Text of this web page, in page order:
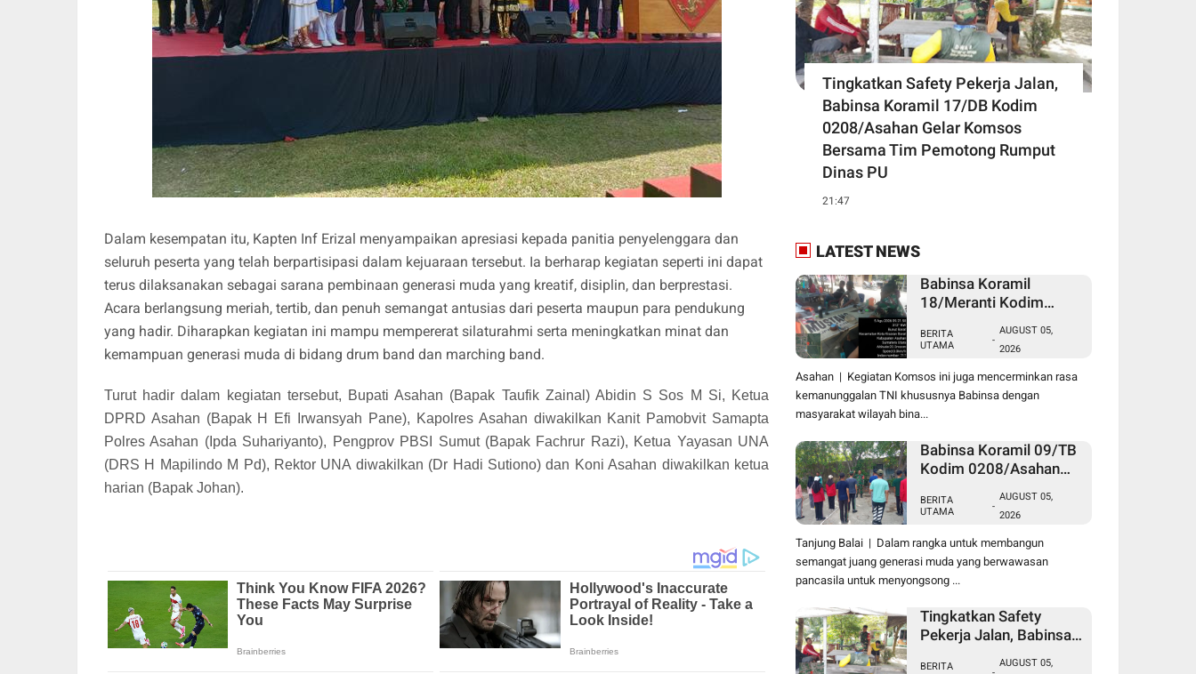
Dalam kesempatan itu, Kapten Inf Erizal menyampaikan apresiasi kepada panitia penyelenggara dan
seluruh peserta yang telah berpartisipasi dalam kejuaraan tersebut. Ia berharap kegiatan seperti ini dapat
terus dilaksanakan sebagai sarana pembinaan generasi muda yang kreatif, disiplin, dan berprestasi.
Acara berlangsung meriah, tertib, dan penuh semangat antusias dari peserta maupun para pendukung
yang hadir. Diharapkan kegiatan ini mampu mempererat silaturahmi serta meningkatkan minat dan
kemampuan generasi muda di bidang drum band dan marching band.
Turut hadir dalam kegiatan tersebut, Bupati Asahan (Bapak Taufik Zainal) Abidin S Sos M Si, Ketua
DPRD Asahan (Bapak H Efi Irwansyah Pane), Kapolres Asahan diwakilkan Kanit Pamobvit Samapta
Polres Asahan (Ipda Suhariyanto), Pengprov PBSI Sumut (Bapak Fachrur Razi), Ketua Yayasan UNA
(DRS H Mapilindo M Pd), Rektor UNA diwakilkan (Dr Hadi Sutiono) dan Koni Asahan diwakilkan ketua
harian (Bapak Johan).
Tingkatkan Safety Pekerja Jalan,
Babinsa Koramil 17/DB Kodim
0208/Asahan Gelar Komsos
Bersama Tim Pemotong Rumput
Dinas PU
21:47
LATEST NEWS
Babinsa Koramil
18/Meranti Kodim
Silaturahmi Lewat
Komsos Dengan Warga
Masyarakat Binaan
BERITA
UTAMA
-
AUGUST 05,
2026
Asahan | Kegiatan Komsos ini juga mencerminkan rasa
kemanunggalan TNI khususnya Babinsa dengan
masyarakat wilayah bina...
Babinsa Koramil 09/TB
Kodim 0208/Asahan
Air Lewat Wasbang
Kepada Siswa-siswi
MAN1 Kota Tanjung
Balai
BERITA
UTAMA
-
AUGUST 05,
2026
Tanjung Balai | Dalam rangka untuk membangun
semangat juang generasi muda yang berwawasan
pancasila untuk menyongsong ...
Tingkatkan Safety
Pekerja Jalan, Babinsa
BERITA
AUGUST 05,